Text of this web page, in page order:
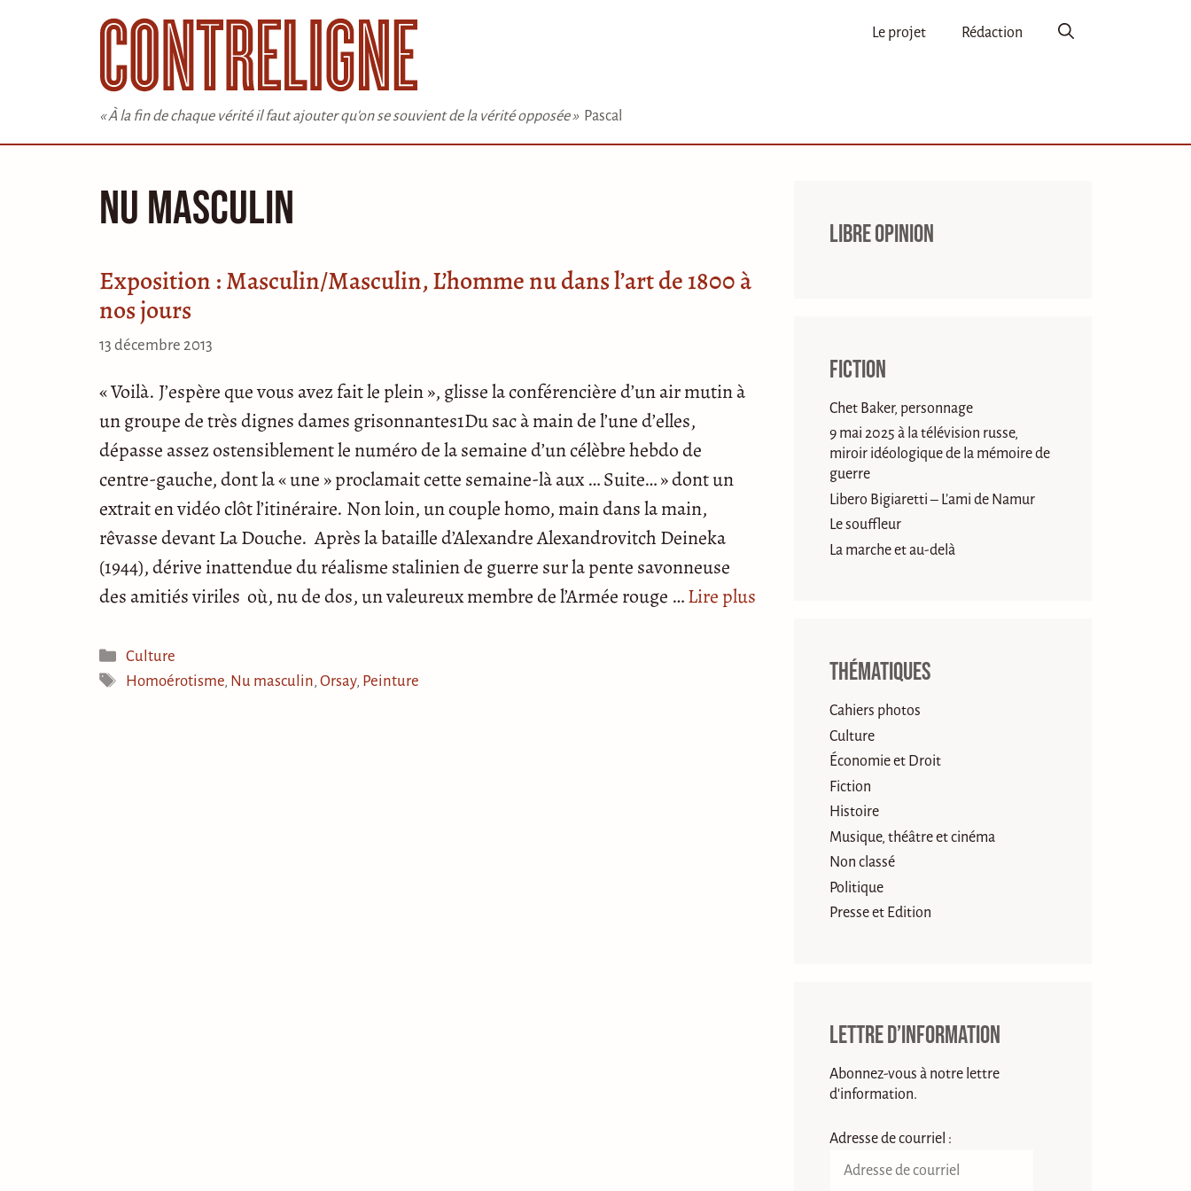
« À la fin de chaque vérité il faut ajouter qu'on se souvient de la vérité opposée » Pascal
Le projet Rédaction
Nu masculin
Exposition : Masculin/Masculin, L’homme nu dans l’art de 1800 à
nos jours
13 décembre 2013
« Voilà. J’espère que vous avez fait le plein », glisse la conférencière d’un air mutin à
un groupe de très dignes dames grisonnantes1Du sac à main de l’une d’elles,
dépasse assez ostensiblement le numéro de la semaine d’un célèbre hebdo de
centre-gauche, dont la « une » proclamait cette semaine-là aux … Suite… » dont un
extrait en vidéo clôt l’itinéraire. Non loin, un couple homo, main dans la main,
rêvasse devant La Douche. Après la bataille d’Alexandre Alexandrovitch Deineka
(1944), dérive inattendue du réalisme stalinien de guerre sur la pente savonneuse
des amitiés viriles où, nu de dos, un valeureux membre de l’Armée rouge …Lire plus
Catégories
Culture
Étiquettes
Homoérotisme, Nu masculin, Orsay, Peinture
Libre opinion
Fiction
Chet Baker, personnage
9 mai 2025 à la télévision russe,
miroir idéologique de la mémoire de
guerre
Libero Bigiaretti – L’ami de Namur
Le souffleur
La marche et au-delà
Thématiques
Cahiers photos
Culture
Économie et Droit
Fiction
Histoire
Musique, théâtre et cinéma
Non classé
Politique
Presse et Edition
Lettre d’information
Abonnez-vous à notre lettre
d'information.
Adresse de courriel :